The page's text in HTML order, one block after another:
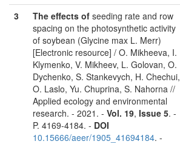
3 The effects of seeding rate and row
spacing on the photosynthetic activity
of soybean (Glycine max L. Merr)
[Electronic resource] / O. Mikheeva, I.
Klymenko, V. Mikheev, L. Golovan, O.
Dychenko, S. Stankevych, H. Chechui,
O. Laslo, Yu. Chuprina, S. Nahorna //
Applied ecology and environmental
research. - 2021. - Vol. 19, Issue 5. -
P. 4169-4184. - DOI
10.15666/aeer/1905_41694184. -